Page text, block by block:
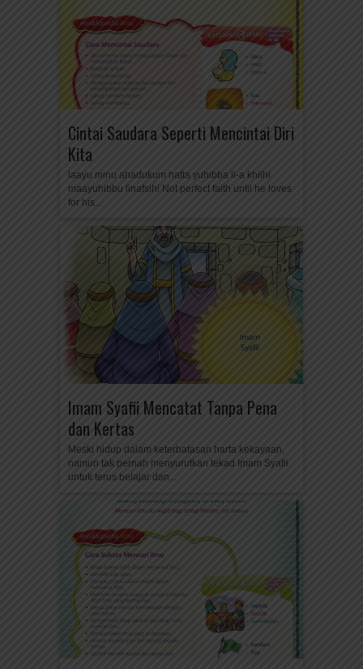
Cintai Saudara Seperti Mencintai Diri
Kita
laayu minu ahadukum hatta yuhibba li-a khiihi
maayuhibbu linafsihi Not perfect faith until he loves
for his...
Imam Syafii Mencatat Tanpa Pena
dan Kertas
Meski hidup dalam keterbatasan harta kekayaan,
namun tak pernah menyurutkan tekad Imam Syafii
untuk terus belajar dan...